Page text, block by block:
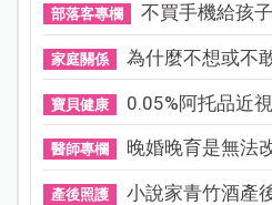
部落客專欄 不買手機給孩
家庭關係 為什麼不想或不
寶貝健康 0.05%阿托品近
醫師專欄 晚婚晚育是無法
產後照護 小說家青竹酒產